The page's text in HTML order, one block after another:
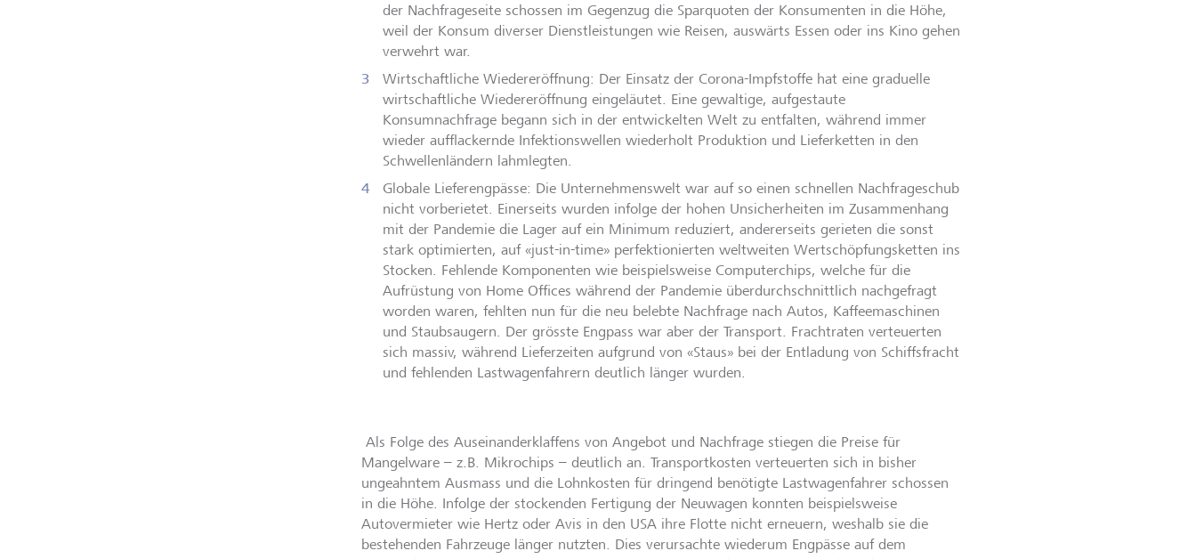
der Nachfrageseite schossen im Gegenzug die Sparquoten der Konsumenten in die Höhe,
weil der Konsum diverser Dienstleistungen wie Reisen, auswärts Essen oder ins Kino gehen
verwehrt war.
Wirtschaftliche Wiedereröffnung: Der Einsatz der Corona-Impfstoffe hat eine graduelle
wirtschaftliche Wiedereröffnung eingeläutet. Eine gewaltige, aufgestaute
Konsumnachfrage begann sich in der entwickelten Welt zu entfalten, während immer
wieder aufflackernde Infektionswellen wiederholt Produktion und Lieferketten in den
Schwellenländern lahmlegten.
Globale Lieferengpässe: Die Unternehmenswelt war auf so einen schnellen Nachfrageschub
nicht vorberietet. Einerseits wurden infolge der hohen Unsicherheiten im Zusammenhang
mit der Pandemie die Lager auf ein Minimum reduziert, andererseits gerieten die sonst
stark optimierten, auf «just-in-time» perfektionierten weltweiten Wertschöpfungsketten ins
Stocken. Fehlende Komponenten wie beispielsweise Computerchips, welche für die
Aufrüstung von Home Offices während der Pandemie überdurchschnittlich nachgefragt
worden waren, fehlten nun für die neu belebte Nachfrage nach Autos, Kaffeemaschinen
und Staubsaugern. Der grösste Engpass war aber der Transport. Frachtraten verteuerten
sich massiv, während Lieferzeiten aufgrund von «Staus» bei der Entladung von Schiffsfracht
und fehlenden Lastwagenfahrern deutlich länger wurden.
Als Folge des Auseinanderklaffens von Angebot und Nachfrage stiegen die Preise für
Mangelware – z.B. Mikrochips – deutlich an. Transportkosten verteuerten sich in bisher
ungeahntem Ausmass und die Lohnkosten für dringend benötigte Lastwagenfahrer schossen
in die Höhe. Infolge der stockenden Fertigung der Neuwagen konnten beispielsweise
Autovermieter wie Hertz oder Avis in den USA ihre Flotte nicht erneuern, weshalb sie die
bestehenden Fahrzeuge länger nutzten. Dies verursachte wiederum Engpässe auf dem